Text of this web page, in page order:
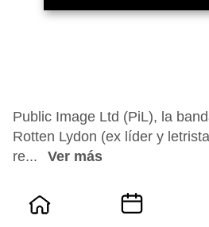
Public Image Ltd (PiL), la
Rotten Lydon (ex líder y
re...
Ver más